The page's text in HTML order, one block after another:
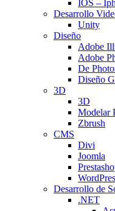
IOS –
Desarrollo
Unity
Diseño
Adobe
Adobe
De
Diseño
3D
3D
Modelar
Zbrush
CMS
Divi
Joomla
Desarrollo de
.NET